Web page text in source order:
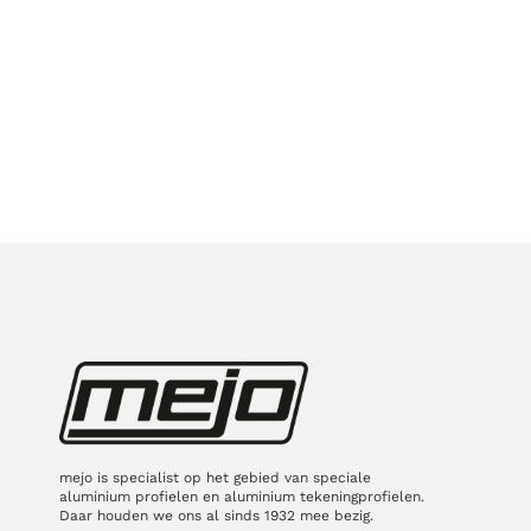
mejo is specialist op het gebied van speciale
aluminium profielen en aluminium tekeningprofielen.
Daar houden we ons al sinds 1932 mee bezig.